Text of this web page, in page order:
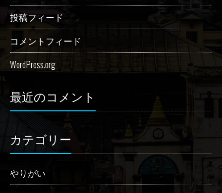
投稿フィード
コメントフィード
WordPress.org
最近のコメント
カテゴリー
やりがい